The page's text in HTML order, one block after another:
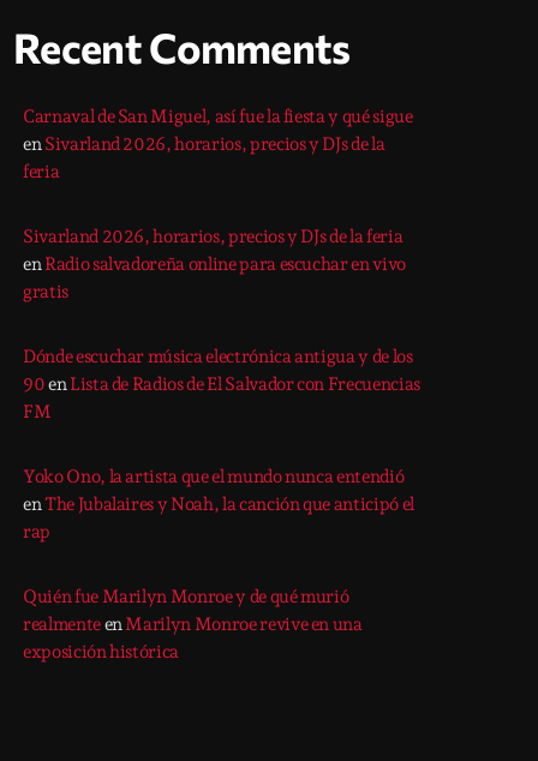
Recent Comments
Carnaval de San Miguel, así fue la fiesta y qué sigue
enSivarland 2026, horarios, precios y DJs de la
feria
Sivarland 2026, horarios, precios y DJs de la feria
enRadio salvadoreña online para escuchar en vivo
gratis
Dónde escuchar música electrónica antigua y de los
90enLista de Radios de El Salvador con Frecuencias
FM
Yoko Ono, la artista que el mundo nunca entendió
enThe Jubalaires y Noah, la canción que anticipó el
rap
Quién fue Marilyn Monroe y de qué murió
realmenteenMarilyn Monroe revive en una
exposición histórica